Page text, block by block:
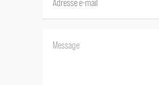
WC à rénover 38 m²
--Cabanon pierre 18 m²